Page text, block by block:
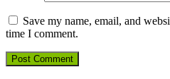
Save my name, email, and
time I comment.